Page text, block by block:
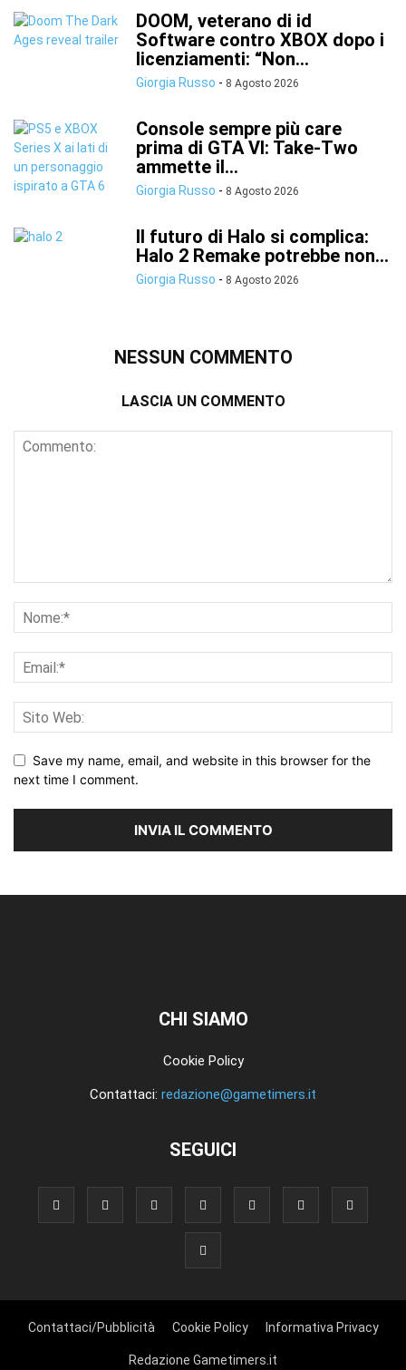
DOOM, veterano di id
Software contro XBOX dopo i
licenziamenti: “Non...
Giorgia Russo - 8 Agosto 2026
Console sempre più care
prima di GTA VI: Take-Two
ammette il...
Giorgia Russo - 8 Agosto 2026
Il futuro di Halo si complica:
Halo 2 Remake potrebbe non...
Giorgia Russo - 8 Agosto 2026
NESSUN COMMENTO
LASCIA UN COMMENTO
Save my name, email, and website in this browser for the
next time I comment.
CHI SIAMO
Cookie Policy
Contattaci: redazione@gametimers.it
SEGUICI
Contattaci/Pubblicità Cookie Policy Informativa Privacy
Redazione Gametimers.it